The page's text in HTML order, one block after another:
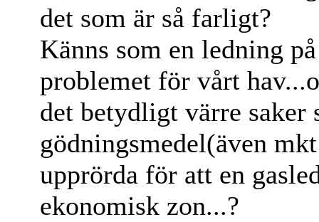
det som är så farligt?
Känns som en ledning
problemet för vårt
det betydligt värre saker
gödningsmedel(även
upprörda för att en
ekonomisk zon...?